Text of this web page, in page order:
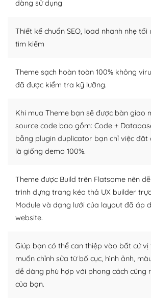
– Sở hữu một cộng đồng lớn, sẵn
khổng lồ được kiểm duyệt bởi các
người cuồng tín WordPress.
Nếu bạn gặp khó khăn, bạn có thể
kiếm những cộng đồng WordPress,
lời, giải đáp vấn đề của bạn.
Cộng đồng sử dụng WordPress sẵn
– Đa dạng plugin và themes
Plugin mở rộng là thành phần cài đặt
WordPress để tăng thêm các tính
nhiều plugin trả phí hoặc miễn phí.
Nhờ lượng người dùng đông đảo, thư
plugin của WordPress rất phong phú.
thích chọn lựa plugin và themes phù
lập website của mình.
dàng sử dụng
Thiết kế chuẩn SEO, load nhanh nhẹ tối
tìm kiếm
Theme sạch hoàn toàn 100% không
đã được kiểm tra kỹ lưỡng.
Khi mua Theme bạn sẽ được bàn giao
source code bao gồm: Code +
bằng plugin duplicator bạn chỉ việc đăt
là giống demo 100%.
Theme được Build trên Flatsome nên
trình dựng trang kéo thả UX builder
Module và dạng lưới của layout đã áp
website.
Giúp bạn có thể can thiệp vào bất cứ
muốn chỉnh sửa từ bố cục, hình ảnh,
dễ dàng phù hợp với phong cách cũng
của bạn.